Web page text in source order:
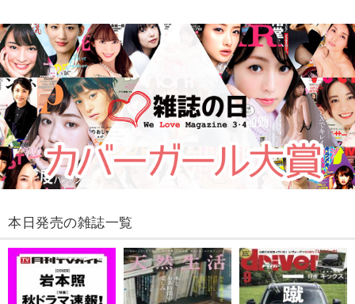
本日発売の雑誌一覧